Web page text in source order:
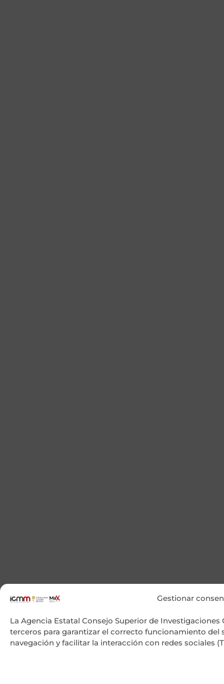
Gestionar
La Agencia Estatal Consejo Superior de
terceros para garantizar el correcto funcionamiento del
navegación y facilitar la interacción con redes sociales